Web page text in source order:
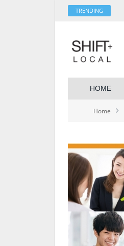
TRENDING
HOME
Home